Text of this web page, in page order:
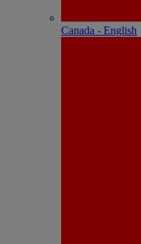
Canada - English